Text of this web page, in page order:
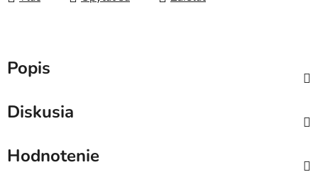
Popis
Diskusia
Hodnotenie